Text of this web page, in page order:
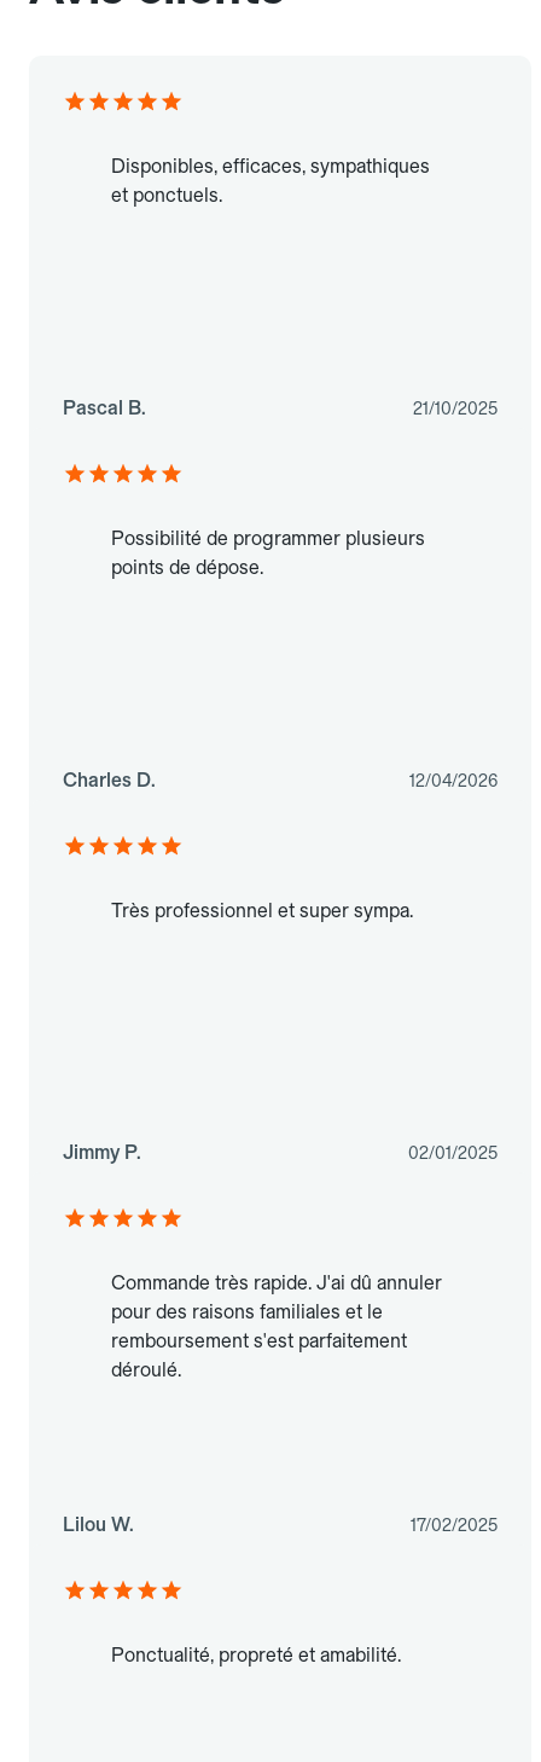
Disponibles, efficaces, sympathiques
et ponctuels.
Pascal B. 21/10/2025
Possibilité de programmer plusieurs
points de dépose.
Charles D. 12/04/2026
Très professionnel et super sympa.
Jimmy P. 02/01/2025
Commande très rapide. J'ai dû annuler
pour des raisons familiales et le
remboursement s'est parfaitement
déroulé.
Lilou W. 17/02/2025
Ponctualité, propreté et amabilité.